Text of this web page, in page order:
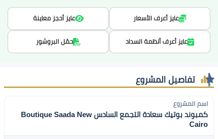
عايز أعرف الأسعار عايز أحجز معاينة
عايز أعرف أنظمة السداد حمّل البروشور
تفاصيل المشروع
اسم المشروع
كمبوند بوتيك سعادة التجمع السادس Boutique Saada New
Cairo